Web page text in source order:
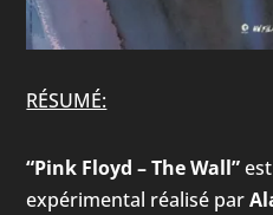
RÉSUMÉ:
“Pink Floyd – The Wall”
expérimental réalisé par